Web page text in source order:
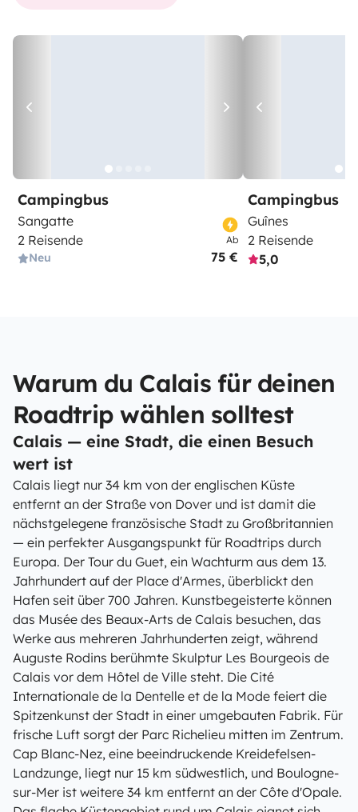
Campingbus
Sangatte
2 Reisende
Neu
Ab
75 €
Campingbus
Guînes
2 Reisende
5,0
Warum du Calais für deinen
Roadtrip wählen solltest
Calais — eine Stadt, die einen Besuch
wert ist
Calais liegt nur 34 km von der englischen Küste
entfernt an der Straße von Dover und ist damit die
nächstgelegene französische Stadt zu Großbritannien
— ein perfekter Ausgangspunkt für Roadtrips durch
Europa. Der Tour du Guet, ein Wachturm aus dem 13.
Jahrhundert auf der Place d'Armes, überblickt den
Hafen seit über 700 Jahren. Kunstbegeisterte können
das Musée des Beaux-Arts de Calais besuchen, das
Werke aus mehreren Jahrhunderten zeigt, während
Auguste Rodins berühmte Skulptur Les Bourgeois de
Calais vor dem Hôtel de Ville steht. Die Cité
Internationale de la Dentelle et de la Mode feiert die
Spitzenkunst der Stadt in einer umgebauten Fabrik. Für
frische Luft sorgt der Parc Richelieu mitten im Zentrum.
Cap Blanc-Nez, eine beeindruckende Kreidefelsen-
Landzunge, liegt nur 15 km südwestlich, und Boulogne-
sur-Mer ist weitere 34 km entfernt an der Côte d'Opale.